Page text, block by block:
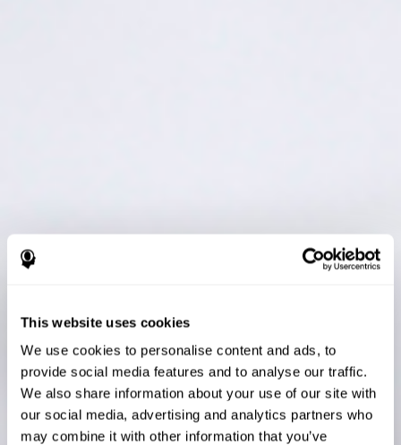
This website uses cookies
We use cookies to personalise content and ads, to
provide social media features and to analyse our traffic.
We also share information about your use of our site with
our social media, advertising and analytics partners who
may combine it with other information that you’ve